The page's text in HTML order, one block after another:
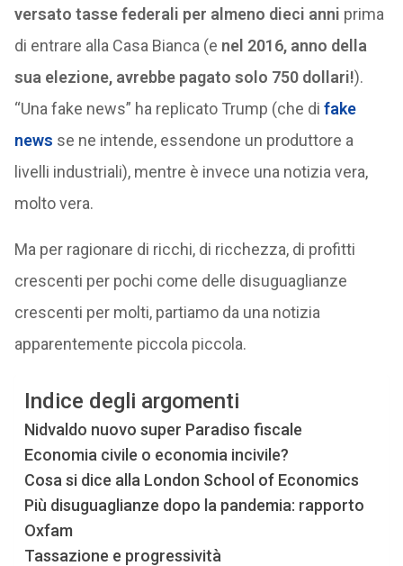
versato tasse federali per almeno dieci anni prima
di entrare alla Casa Bianca (e nel 2016, anno della
sua elezione, avrebbe pagato solo 750 dollari!).
“Una fake news” ha replicato Trump (che di fake
news se ne intende, essendone un produttore a
livelli industriali), mentre è invece una notizia vera,
molto vera.
Ma per ragionare di ricchi, di ricchezza, di profitti
crescenti per pochi come delle disuguaglianze
crescenti per molti, partiamo da una notizia
apparentemente piccola piccola.
Indice degli argomenti
Nidvaldo nuovo super Paradiso fiscale
Economia civile o economia incivile?
Cosa si dice alla London School of Economics
Più disuguaglianze dopo la pandemia: rapporto
Oxfam
Tassazione e progressività